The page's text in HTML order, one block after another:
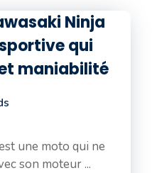
Ninja
qui
maniabilité
une moto qui ne
son moteur ...